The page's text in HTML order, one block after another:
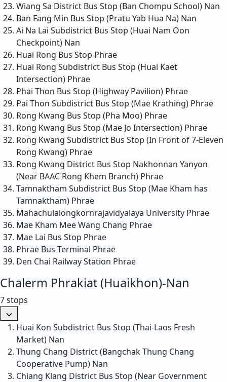
Wiang Sa District Bus Stop (Ban Chompu School) Nan
Ban Fang Min Bus Stop (Pratu Yab Hua Na) Nan
Ai Na Lai Subdistrict Bus Stop (Huai Nam Oon
Checkpoint) Nan
Huai Rong Bus Stop Phrae
Huai Rong Subdistrict Bus Stop (Huai Kaet
Intersection) Phrae
Phai Thon Bus Stop (Highway Pavilion) Phrae
Pai Thon Subdistrict Bus Stop (Mae Krathing) Phrae
Rong Kwang Bus Stop (Pha Moo) Phrae
Rong Kwang Bus Stop (Mae Jo Intersection) Phrae
Rong Kwang Subdistrict Bus Stop (In Front of 7-Eleven
Rong Kwang) Phrae
Rong Kwang District Bus Stop Nakhonnan Yanyon
(Near BAAC Rong Khem Branch) Phrae
Tamnaktham Subdistrict Bus Stop (Mae Kham has
Tamnaktham) Phrae
Mahachulalongkornrajavidyalaya University Phrae
Mae Kham Mee Wang Chang Phrae
Mae Lai Bus Stop Phrae
Phrae Bus Terminal Phrae
Den Chai Railway Station Phrae
Chalerm Phrakiat (Huaikhon)-Nan
7 stops
Huai Kon Subdistrict Bus Stop (Thai-Laos Fresh
Market) Nan
Thung Chang District (Bangchak Thung Chang
Cooperative Pump) Nan
Chiang Klang District Bus Stop (Near Government